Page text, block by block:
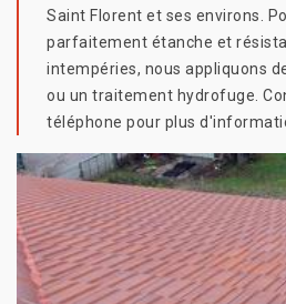
Saint Florent et ses environs.
parfaitement étanche et
intempéries, nous appliquons
ou un traitement hydrofuge.
téléphone pour plus